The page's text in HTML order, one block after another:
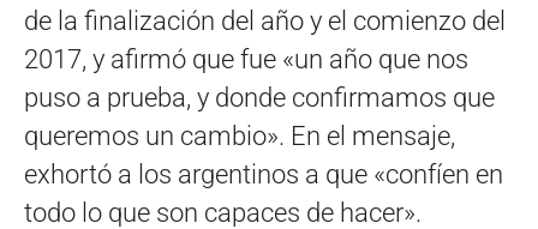
de la finalización del año y el comienzo del
2017, y afirmó que fue «un año que nos
puso a prueba, y donde confirmamos que
queremos un cambio». En el mensaje,
exhortó a los argentinos a que «confíen en
todo lo que son capaces de hacer».